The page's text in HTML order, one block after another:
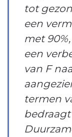
tot
een
met
een
van F
termen